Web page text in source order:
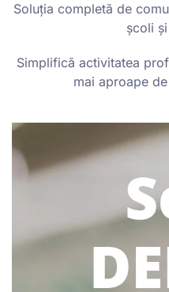
Soluția completă de
școli
Simplifică activitatea
mai aproape